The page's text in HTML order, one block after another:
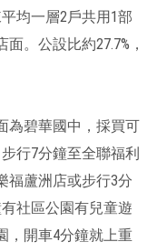
均一層2戶共用1部
。公設比約27.7%，
為碧華國中，採買可
行7分鐘至全聯福利
福蘆洲店或步行3分
社區公園有兒童遊
，開車4分鐘就上重